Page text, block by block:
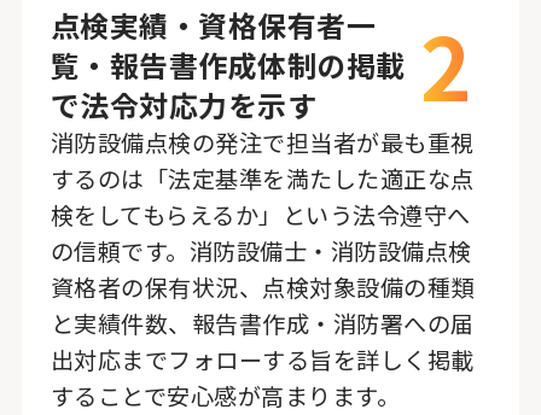
点検実績・資格保有者一
覧・報告書作成体制の掲載
で法令対応力を示す
2
消防設備点検の発注で担当者が最も重視
するのは「法定基準を満たした適正な点
検をしてもらえるか」という法令遵守へ
の信頼です。消防設備士・消防設備点検
資格者の保有状況、点検対象設備の種類
と実績件数、報告書作成・消防署への届
出対応までフォローする旨を詳しく掲載
することで安心感が高まります。